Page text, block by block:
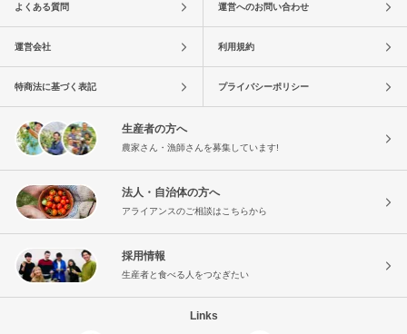
よくある質問 運営へのお問い合わせ
運営会社 利用規約
特商法に基づく表記 プライバシーポリシー
生産者の方へ
農家さん・漁師さんを募集しています!
法人・自治体の方へ
アライアンスのご相談はこちらから
採用情報
生産者と食べる人をつなぎたい
Links